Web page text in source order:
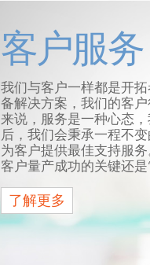
客户服务
我们与客户一样都是开
备解决方案，我们的客
来说，服务是一种心态
后，我们会秉承一程不
为客户提供最佳支持服
客户量产成功的关键还是
了解更多